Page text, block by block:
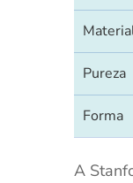
Pureza
Forma
A